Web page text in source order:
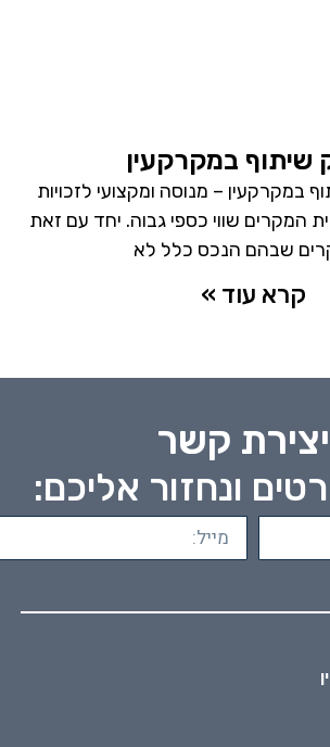
שיתוף במקרקעין
במקרקעין – מנוסה ומקצועי לזכויות
המקרים שווי כספי גבוה. יחד עם זאת
שבהם הנכס כלל לא
קרא עוד »
קשר
ונחזור אליכם: